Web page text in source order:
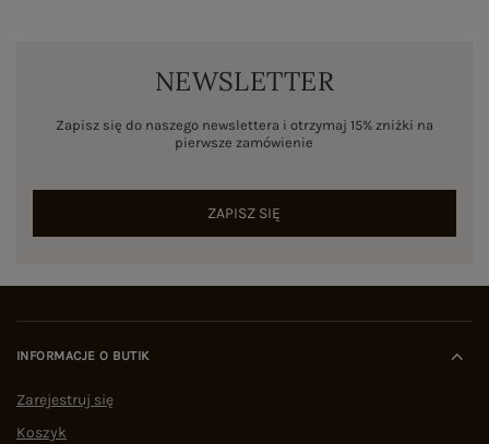
NEWSLETTER
Zapisz się do naszego newslettera i otrzymaj 15% zniżki na
pierwsze zamówienie
ZAPISZ SIĘ
INFORMACJE O BUTIK
Zarejestruj się
Koszyk